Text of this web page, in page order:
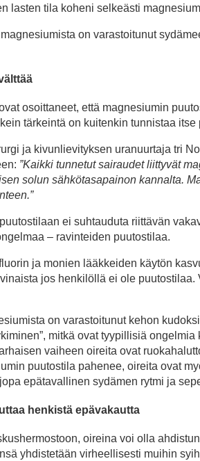
lasten tila koheni selkeästi
on varastoitunut
osoittaneet, että magnesiumin
tärkeintä on kuitenkin tunnistaa itse
ja kivunlievityksen uranuurtaja tri
”Kaikki tunnetut sairaudet liittyvät
solun sähkötasapainon kannalta.
ei suhtauduta riittävän
– ravinteiden puutostilaa.
ja monien lääkkeiden käytön
jos henkilöllä ei ole
on varastoitunut kehon
mitkä ovat tyypillisiä
vaiheen oireita ovat
puutostila pahenee, oireita ovat
epätavallinen sydämen rytmi ja
henkistä epävakautta
oireina voi olla
yhdistetään virheellisesti muihin